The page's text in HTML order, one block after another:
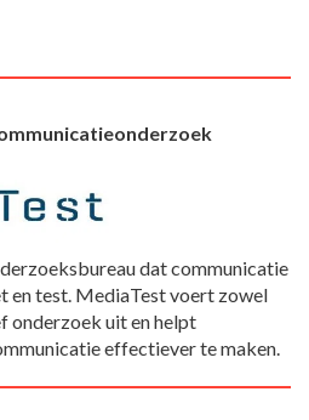
dat communicatie
en test. MediaTest voert zowel
uit en helpt
effectiever te maken.